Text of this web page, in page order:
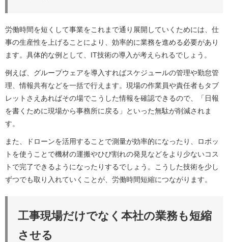
労働時間を短くして事業をこれまで通り展開していくためには、仕
事の生産性を上げることにより、効率的に業務を進める必要があり
ます。具体的な例として、IT技術の導入が考えられるでしょう。
例えば、グループウェアを導入すればスケジュールの管理や勤怠管
理、情報共有などを一括で行えます。現場の作業員や責任者もタブ
レットさえあればその場でこうした情報を確認できるので、「日報
を書くために現場から事務所に戻る」といった無駄が削減されま
す。
また、ドローンを活用することで測量が効率的になったり、ロボッ
トを使うことで機材の運搬やひび割れの発見などをより少ないコス
トで完了できるようになったりするでしょう。こうした技術を少し
ずつでも取り入れていくことが、労働時間短縮につながります。
工事現場だけでなく本社の業務も短縮
させる